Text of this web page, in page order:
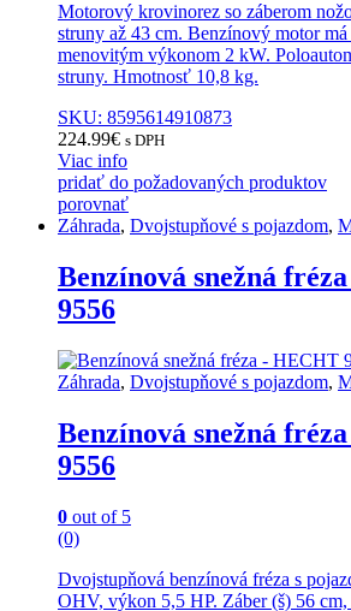
Motorový krovinorez so záberom
struny až 43 cm. Benzínový motor má
menovitým výkonom 2 kW.
struny. Hmotnosť 10,8 kg.
SKU: 8595614910873
224.99€ s DPH
Viac info
pridať do požadovaných produktov
porovnať
Záhrada, Dvojstupňové s pojazdom,
Benzínová snežná
9556
Záhrada, Dvojstupňové s pojazdom,
Benzínová snežná
9556
0 out of 5
(0)
Dvojstupňová benzínová fréza s
OHV, výkon 5,5 HP. Záber (š) 56